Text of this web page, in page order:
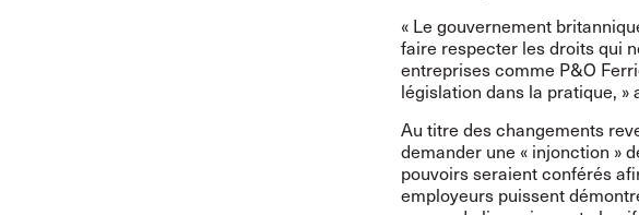
« Le gouvernement
faire respecter les droits qui
entreprises comme P&O
législation dans la pratique, »
Au titre des changements
demander une « injonction »
pouvoirs seraient conférés
employeurs puissent